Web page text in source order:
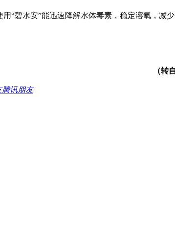
碧水安”能迅速降解水体毒素，稳定溶氧，减少
（转
腾讯朋友